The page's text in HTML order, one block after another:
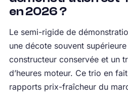
en 2026 ?
Le semi-rigide de
une décote souvent
constructeur conservée et un
d’heures moteur. Ce trio en
rapports prix-fraîcheur du